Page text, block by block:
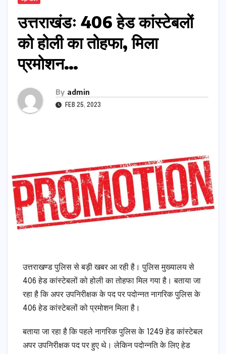
उत्तराखंडः 406 हेड कांस्टेबलों
को होली का तोहफा, मिला
प्रमोशन…
By admin
FEB 25, 2023
उत्तराखण्ड पुलिस से बड़ी खबर आ रही है। पुलिस मुख्यालय से
406 हेड कांस्टेबलों को होली का तोहफा मिल गया है। बताया जा
रहा है कि अपर उपनिरीक्षक के पद पर पदोन्नत नागरिक पुलिस के
406 हेड कांस्टेबलों को प्रमोशन मिला है।
बताया जा रहा है कि पहले नागरिक पुलिस के 1249 हेड कांस्टेबल
अपर उपनिरीक्षक पद पर हुए थे। लेकिन पदोन्नति के लिए हेड